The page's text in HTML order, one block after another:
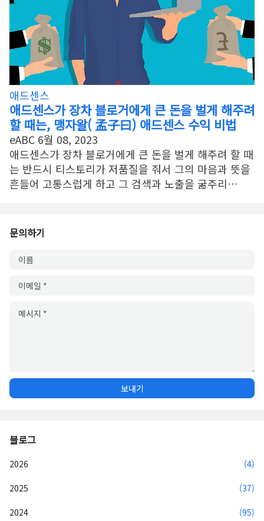
애드센스
애드센스가 장차 블로거에게 큰 돈을 벌게 해주려
할 때는, 맹자왈( 孟子曰) 애드센스 수익 비법
eABC 6월 08, 2023
애드센스가 장차 블로거에게 큰 돈을 벌게 해주려 할 때
는 반드시 티스토리가 저품질을 줘서 그의 마음과 뜻을
흔들어 고통스럽게 하고 그 검색과 노출을 굶주리…
문의하기
블로그
2026 (4)
2025 (37)
2024 (95)